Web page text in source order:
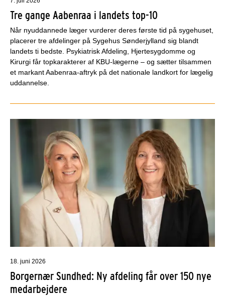
Tre gange Aabenraa i landets top-10
Når nyuddannede læger vurderer deres første tid på sygehuset,
placerer tre afdelinger på Sygehus Sønderjylland sig blandt
landets ti bedste. Psykiatrisk Afdeling, Hjertesygdomme og
Kirurgi får topkarakterer af KBU-lægerne – og sætter tilsammen
et markant Aabenraa-aftryk på det nationale landkort for lægelig
uddannelse.
18. juni 2026
Borgernær Sundhed: Ny afdeling får over 150 nye
medarbejdere